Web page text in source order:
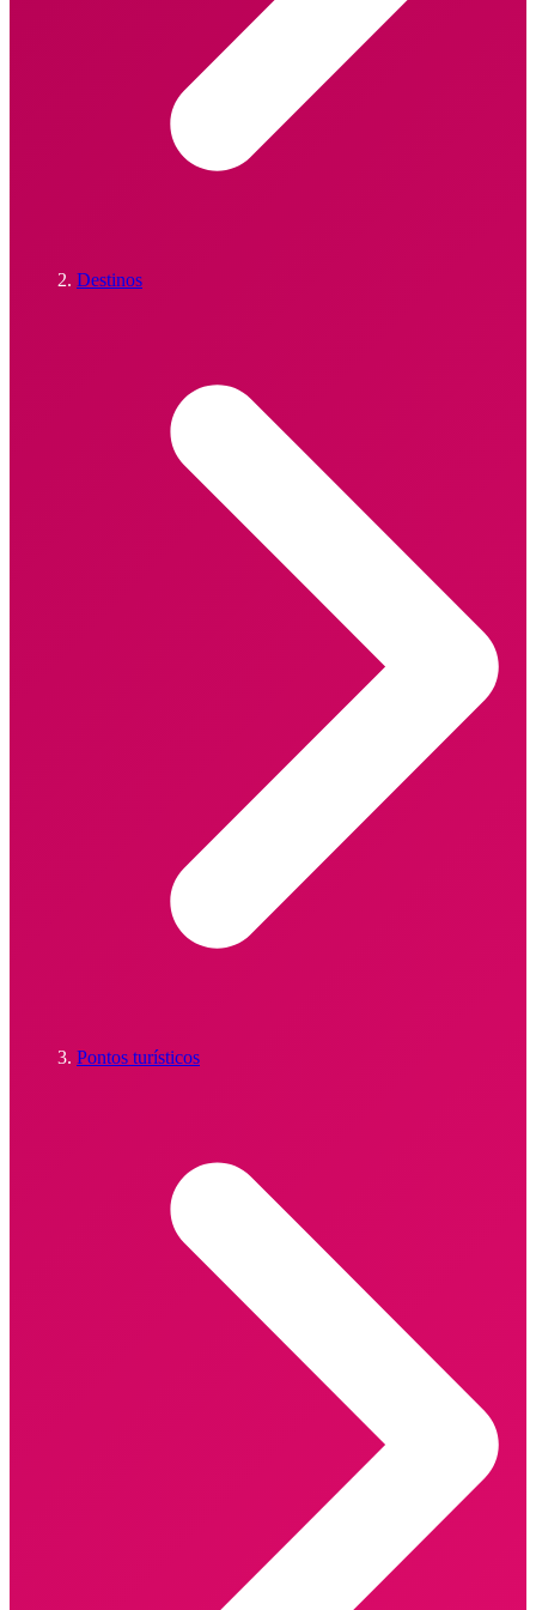
Destinos
Pontos turísticos